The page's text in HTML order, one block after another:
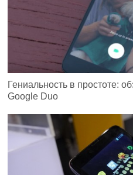
Гениальность в простоте:
Google Duo